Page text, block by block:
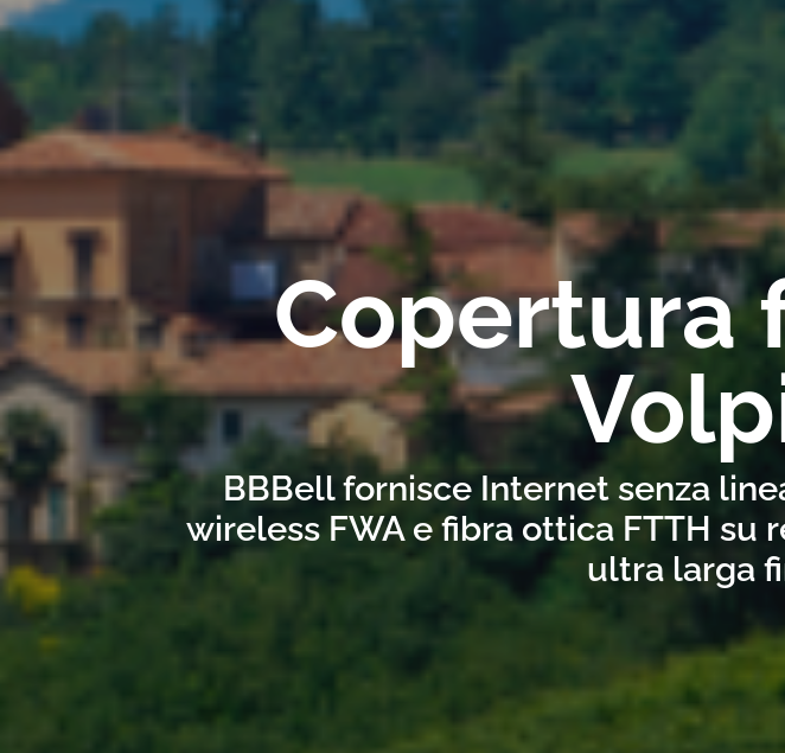
Copertura
BBBell fornisce Internet senza
wireless FWA e fibra ottica FTTH su
ultra larga